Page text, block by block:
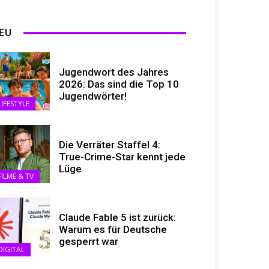
Jugendwort des Jahres
2026: Das sind die Top 10
Jugendwörter!
& TV
Die Verräter Staffel 4:
True-Crime-Star kennt jede
Lüge
Claude Fable 5 ist zurück:
Warum es für Deutsche
gesperrt war